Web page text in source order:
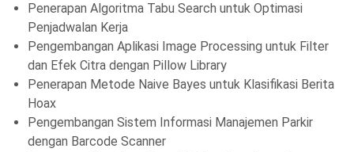
Penerapan Algoritma Tabu Search untuk Optimasi
Penjadwalan Kerja
Pengembangan Aplikasi Image Processing untuk Filter
dan Efek Citra dengan Pillow Library
Penerapan Metode Naive Bayes untuk Klasifikasi Berita
Hoax
Pengembangan Sistem Informasi Manajemen Parkir
dengan Barcode Scanner